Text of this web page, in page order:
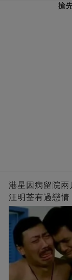
搶
港星因病留院
汪明荃有過戀情